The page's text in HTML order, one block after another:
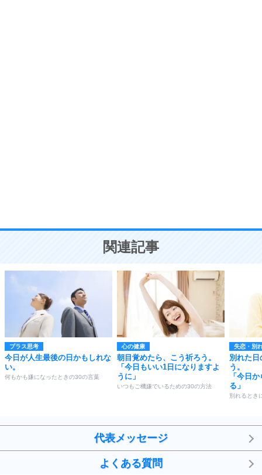
ことが大切。
関連記事
プラス思考
今日が人生最後の日かもしれな
い。
何もかも嫌になったときの30の言葉
心の健康
朝目覚めたら、こう祈ろう。
「今日もいい1日になりますよ
うに」
いつもご機嫌でいるための30の方法
失恋・別
別れた
う。
「今日
る」
別れるとき
代表メッセージ
よくある質問